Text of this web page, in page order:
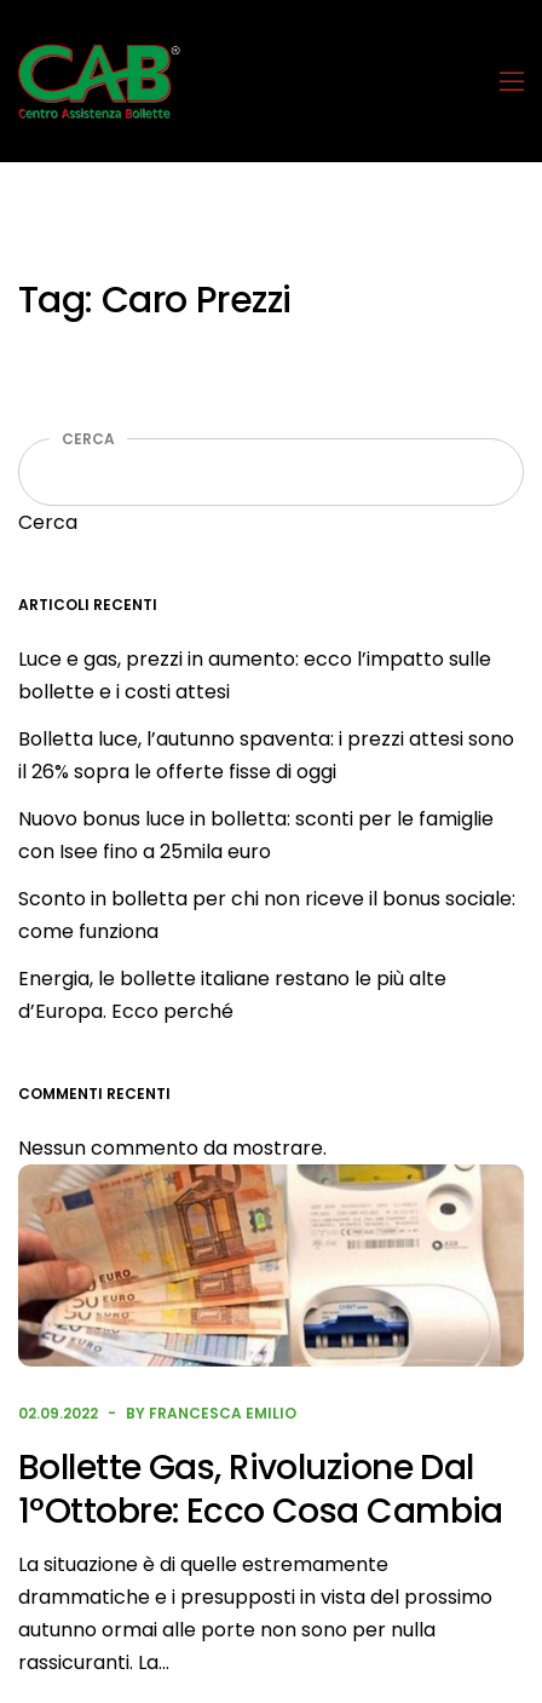
Tag: Caro Prezzi
02.09.2022 BY FRANCESCA EMILIO
Bollette Gas, Rivoluzione Dal
1°ottobre: Ecco Cosa Cambia
La situazione è di quelle estremamente
drammatiche e i presupposti in vista del prossimo
autunno ormai alle porte non sono per nulla
rassicuranti. La…
CERCA
Cerca
ARTICOLI RECENTI
Luce e gas, prezzi in aumento: ecco l’impatto sulle
bollette e i costi attesi
Bolletta luce, l’autunno spaventa: i prezzi attesi sono
il 26% sopra le offerte fisse di oggi
Nuovo bonus luce in bolletta: sconti per le famiglie
con Isee fino a 25mila euro
Sconto in bolletta per chi non riceve il bonus sociale:
come funziona
Energia, le bollette italiane restano le più alte
d’Europa. Ecco perché
COMMENTI RECENTI
Nessun commento da mostrare.